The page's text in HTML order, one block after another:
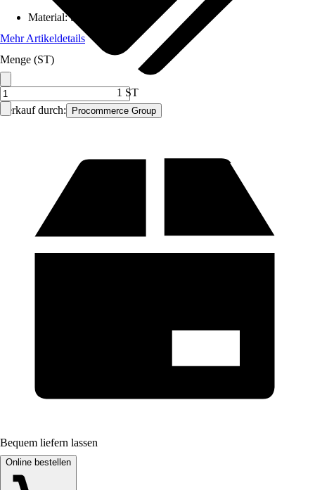
Verkauf durch: Procommerce Group
Material:Stahl
Mehr Artikeldetails
Menge (ST)
1 ST
Bequem liefern lassen
Online bestellen